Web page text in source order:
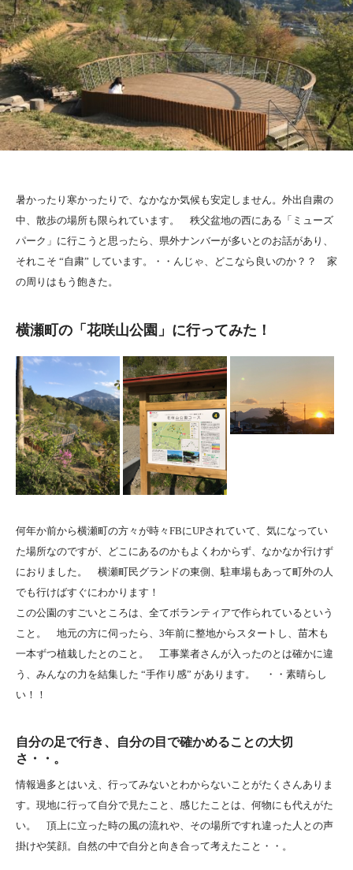
暑かったり寒かったりで、なかなか気候も安定しません。外出自粛の
中、散歩の場所も限られています。 秩父盆地の西にある「ミューズ
パーク」に行こうと思ったら、県外ナンバーが多いとのお話があり、
それこそ “自粛” しています。・・んじゃ、どこなら良いのか？？ 家
の周りはもう飽きた。
横瀬町の「花咲山公園」に行ってみた！
何年か前から横瀬町の方々が時々FBにUPされていて、気になってい
た場所なのですが、どこにあるのかもよくわからず、なかなか行けず
におりました。 横瀬町民グランドの東側、駐車場もあって町外の人
でも行けばすぐにわかります！
この公園のすごいところは、全てボランティアで作られているという
こと。 地元の方に伺ったら、3年前に整地からスタートし、苗木も
一本ずつ植栽したとのこと。 工事業者さんが入ったのとは確かに違
う、みんなの力を結集した “手作り感” があります。 ・・素晴らし
い！！
自分の足で行き、自分の目で確かめることの大切
さ・・。
情報過多とはいえ、行ってみないとわからないことがたくさんありま
す。現地に行って自分で見たこと、感じたことは、何物にも代えがた
い。 頂上に立った時の風の流れや、その場所ですれ違った人との声
掛けや笑顔。自然の中で自分と向き合って考えたこと・・。